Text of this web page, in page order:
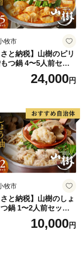
牧市
さと納税】山樹のピリ
つ鍋 4〜5人前セッ
国産 牛もつ ホルモン
ンライン飲み会 ホー
24,000円
牧市
さと納税】山樹のしょ
鍋 1〜2人前セット
産 牛もつ ホルモン モ
ライン飲み会 ホーム
10,000円